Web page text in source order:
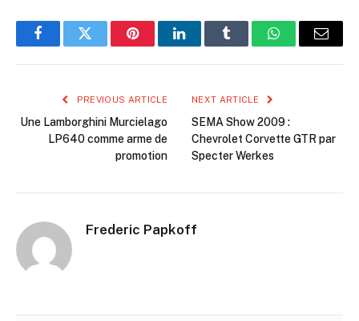
FacebookTwitter PinterestLinkedInTumblr WhatsAppEmail
PREVIOUS ARTICLE
Une Lamborghini Murcielago
LP640 comme arme de
promotion
NEXT ARTICLE
SEMA Show 2009 :
Chevrolet Corvette GTR par
Specter Werkes
Frederic Papkoff